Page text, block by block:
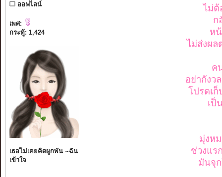
ออฟไลน์
เพศ:
กระทู้: 1,424
เธอไม่เคยคิดผูกพัน ~ฉัน
เข้าใจ
ไม่ต้
ก
ห
ไม่ส่งผล
ค
อย่ากังว
โปรดเ
เป็
มุ่งห
ช่วงแร
มันจุ